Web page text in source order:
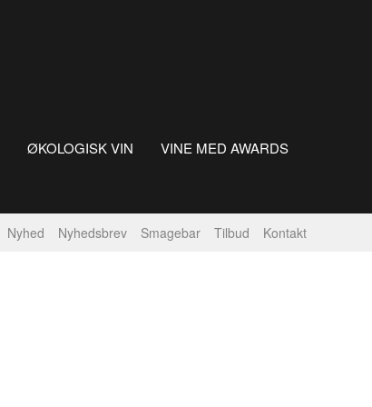
ØKOLOGISK VIN VINE MED AWARDS
Nyhed Nyhedsbrev Smagebar Tilbud Kontakt